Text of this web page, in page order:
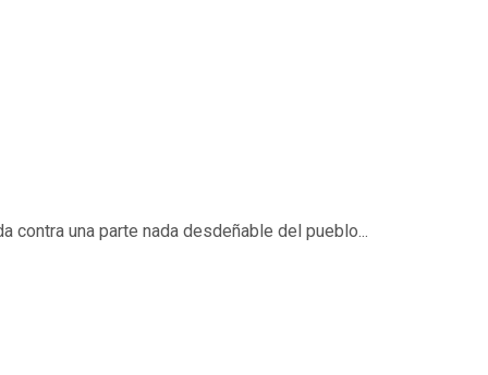
una parte nada desdeñable del pueblo...